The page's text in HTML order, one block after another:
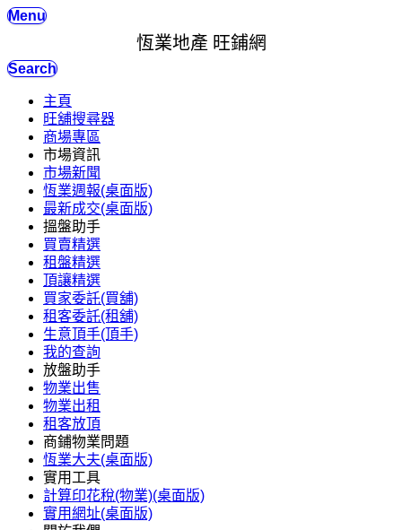
Menu
恆業地產 旺鋪網
Search
主頁
旺舖搜尋器
商場專區
市場資訊
市場新聞
恆業週報(桌面版)
最新成交(桌面版)
搵盤助手
買賣精選
租盤精選
頂讓精選
買家委託(買舖)
租客委託(租舖)
生意頂手(頂手)
我的查詢
放盤助手
物業出售
物業出租
租客放頂
商鋪物業問題
恆業大夫(桌面版)
實用工具
計算印花稅(物業)(桌面版)
實用網址(桌面版)